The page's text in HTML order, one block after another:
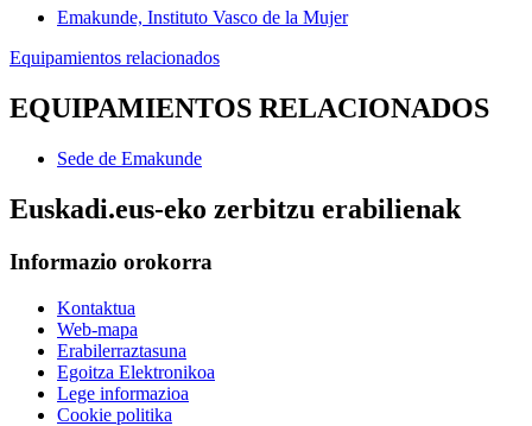
Emakunde, Instituto Vasco de la Mujer
Equipamientos relacionados
EQUIPAMIENTOS RELACIONADOS
Sede de Emakunde
Euskadi.eus-eko zerbitzu erabilienak
Informazio orokorra
Kontaktua
Web-mapa
Erabilerraztasuna
Egoitza Elektronikoa
Lege informazioa
Cookie politika